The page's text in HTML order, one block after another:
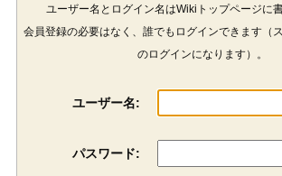
ユーザー名とログイン名はWikiトップページに
会員登録の必要はなく、誰でもログインできます（
のログインになります）。
ユーザー名:
パスワード: